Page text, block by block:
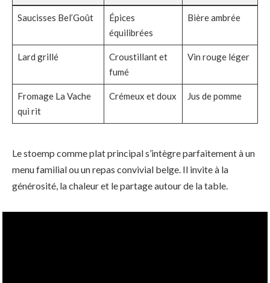
Saucisses Bel’Goût
Épices
équilibrées
Bière ambrée
Lard grillé
Croustillant et
fumé
Vin rouge léger
Fromage La Vache
qui rit
Crémeux et doux Jus de pomme
Le stoemp comme plat principal s’intègre parfaitement à un
menu familial ou un repas convivial belge. Il invite à la
générosité, la chaleur et le partage autour de la table.